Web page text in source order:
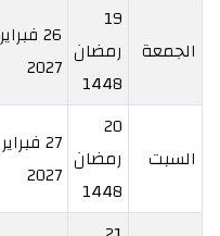
الجمعة
19
رمضان
1448
26 فبراير
2027
السبت
20
رمضان
1448
27 فبراير
2027